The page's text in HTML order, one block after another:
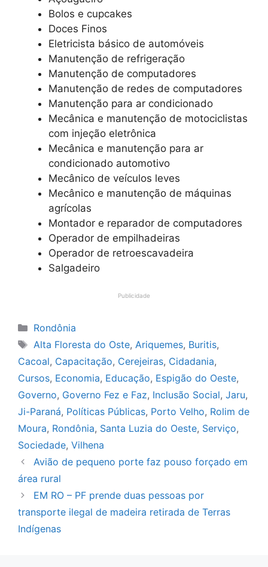
Bolos e cupcakes
Doces Finos
Eletricista básico de automóveis
Manutenção de refrigeração
Manutenção de computadores
Manutenção de redes de computadores
Manutenção para ar condicionado
Mecânica e manutenção de motociclistas
com injeção eletrônica
Mecânica e manutenção para ar
condicionado automotivo
Mecânico de veículos leves
Mecânico e manutenção de máquinas
agrícolas
Montador e reparador de computadores
Operador de empilhadeiras
Operador de retroescavadeira
Salgadeiro
Publicidade
Categorias
Rondônia
Tags
Alta Floresta do Oste, Ariquemes, Buritis,
Cacoal, Capacitação, Cerejeiras, Cidadania,
Cursos, Economia, Educação, Espigão do Oeste,
Governo, Governo Fez e Faz, Inclusão Social, Jaru,
Ji-Paraná, Políticas Públicas, Porto Velho, Rolim de
Moura, Rondônia, Santa Luzia do Oeste, Serviço,
Sociedade, Vilhena
Avião de pequeno porte faz pouso forçado em
área rural
EM RO – PF prende duas pessoas por
transporte ilegal de madeira retirada de Terras
Indígenas